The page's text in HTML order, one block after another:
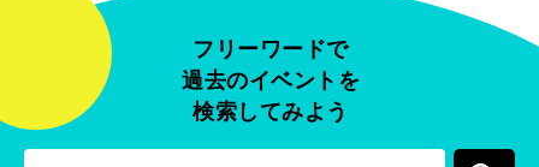
フリーワードで
過去のイベントを
検索してみよう